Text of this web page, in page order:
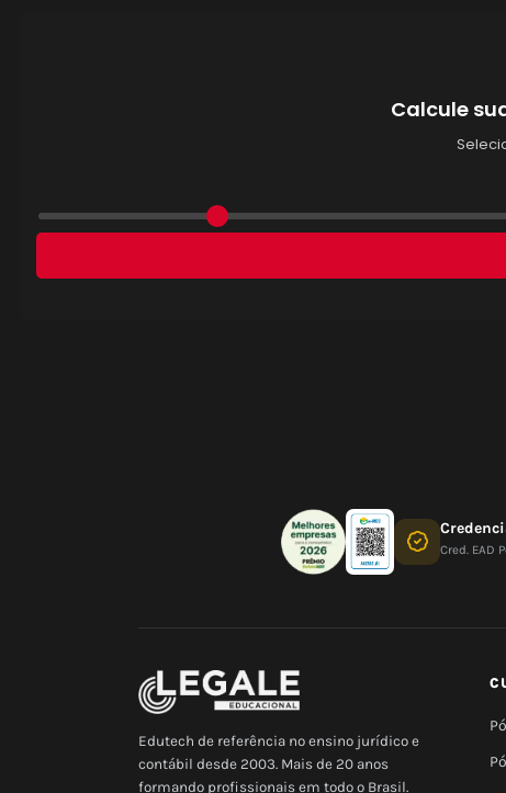
Cred. EAD
Edutech de referência no ensino jurídico e
contábil desde 2003. Mais de 20 anos
formando profissionais em todo o Brasil.